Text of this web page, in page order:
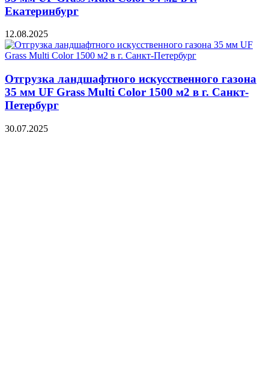
Екатеринбург
12.08.2025
Отгрузка ландшафтного искусственного газона
35 мм UF Grass Multi Color 1500 м2 в г. Санкт-
Петербург
30.07.2025